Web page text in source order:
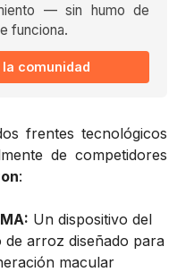
— sin humo de
funciona.
comunidad
frentes tecnológicos
de competidores
:
Un dispositivo del
arroz diseñado para
macular